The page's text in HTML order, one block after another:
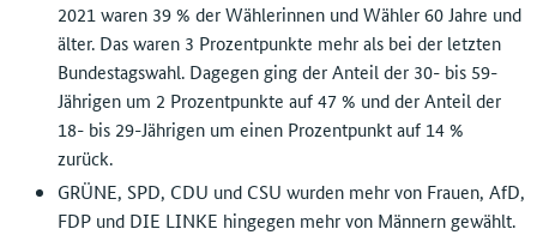
2021 waren 39 % der Wählerinnen und Wähler 60 Jahre und
älter. Das waren 3 Prozentpunkte mehr als bei der letzten
Bundestagswahl. Dagegen ging der Anteil der 30- bis 59-
Jährigen um 2 Prozentpunkte auf 47 % und der Anteil der
18- bis 29-Jährigen um einen Prozentpunkt auf 14 %
zurück.
GRÜNE, SPD, CDU und CSU wurden mehr von Frauen, AfD,
FDP und DIE LINKE hingegen mehr von Männern gewählt.